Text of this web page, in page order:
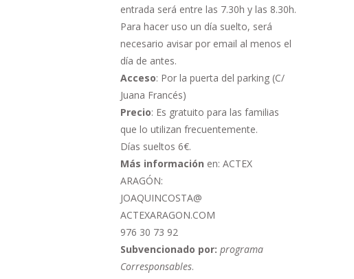
entrada será entre las 7.30h y las 8.30h.
Para hacer uso un día suelto, será
necesario avisar por email al menos el
día de antes.
Acceso: Por la puerta del parking (C/
Juana Francés)
Precio: Es gratuito para las familias
que lo utilizan frecuentemente.
Días sueltos 6€.
Más información en: ACTEX
ARAGÓN:
JOAQUINCOSTA@
ACTEXARAGON.COM
976 30 73 92
Subvencionado por: programa
Corresponsables.